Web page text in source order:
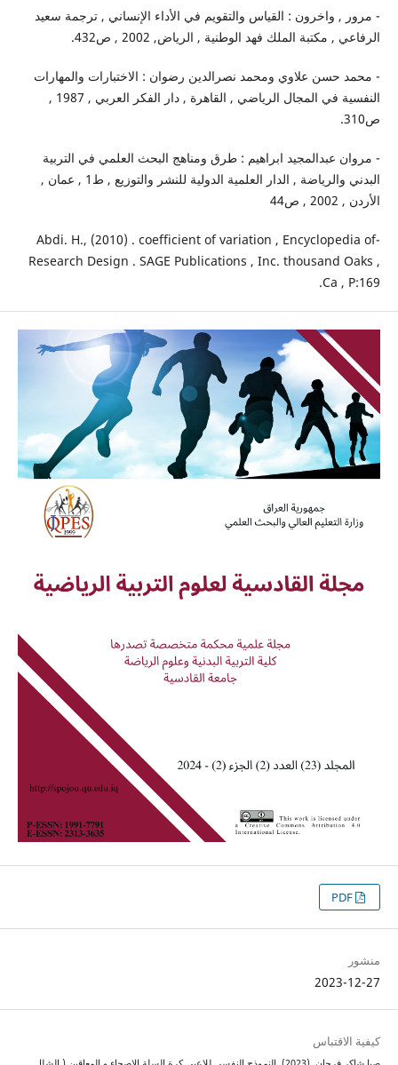
- مرور , واخرون : القياس والتقويم في الأداء الإنساني , ترجمة سعيد
الرفاعي , مكتبة الملك فهد الوطنية , الرياض, 2002 , ص432.
- محمد حسن علاوي ومحمد نصرالدين رضوان : الاختبارات والمهارات
النفسية في المجال الرياضي , القاهرة , دار الفكر العربي , 1987 ,
ص310.
- مروان عبدالمجيد ابراهيم : طرق ومناهج البحث العلمي في التربية
البدني والرياضة , الدار العلمية الدولية للنشر والتوزيع , ط1 , عمان ,
الأردن , 2002 , ص44
-Abdi. H., (2010) . coefficient of variation , Encyclopedia of
Research Design . SAGE Publications , Inc. thousand Oaks ,
Ca , P:169.
PDF
منشور
2023-12-27
كيفية الاقتباس